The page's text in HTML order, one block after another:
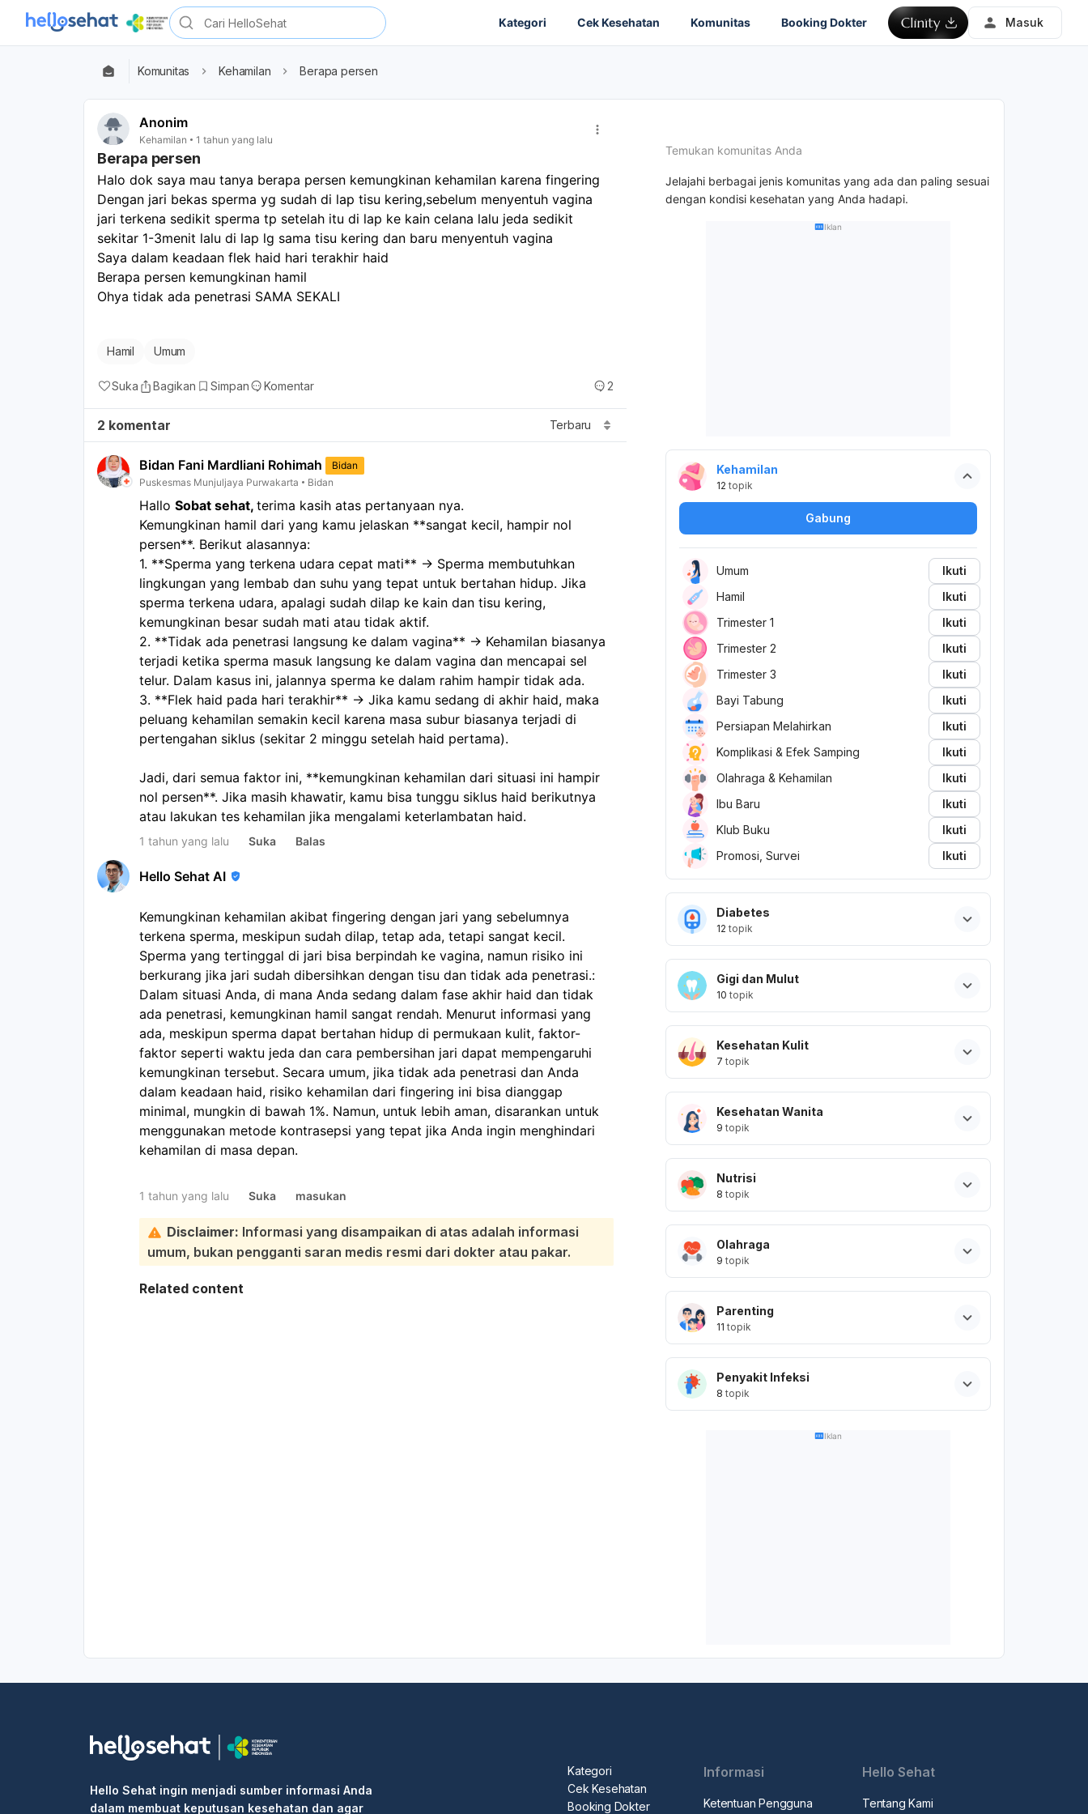
Kategori Cek Kesehatan Komunitas Booking Dokter Masuk
Komunitas Kehamilan Berapa persen
Anonim
Kehamilan 1 tahun yang lalu
Berapa persen
Halo dok saya mau tanya berapa persen kemungkinan kehamilan karena fingering
Dengan jari bekas sperma yg sudah di lap tisu kering,sebelum menyentuh vagina
jari terkena sedikit sperma tp setelah itu di lap ke kain celana lalu jeda sedikit
sekitar 1-3menit lalu di lap lg sama tisu kering dan baru menyentuh vagina
Saya dalam keadaan flek haid hari terakhir haid
Berapa persen kemungkinan hamil
Ohya tidak ada penetrasi SAMA SEKALI
Hamil Umum
Suka Bagikan Simpan Komentar 2
2 komentar Terbaru
Bidan Fani Mardliani Rohimah
Bidan
Puskesmas Munjuljaya Purwakarta
Bidan
Hallo Sobat sehat, terima kasih atas pertanyaan nya.
Kemungkinan hamil dari yang kamu jelaskan **sangat kecil, hampir nol
persen**. Berikut alasannya:
1. **Sperma yang terkena udara cepat mati** → Sperma membutuhkan
lingkungan yang lembab dan suhu yang tepat untuk bertahan hidup. Jika
sperma terkena udara, apalagi sudah dilap ke kain dan tisu kering,
kemungkinan besar sudah mati atau tidak aktif.
2. **Tidak ada penetrasi langsung ke dalam vagina** → Kehamilan biasanya
terjadi ketika sperma masuk langsung ke dalam vagina dan mencapai sel
telur. Dalam kasus ini, jalannya sperma ke dalam rahim hampir tidak ada.
3. **Flek haid pada hari terakhir** → Jika kamu sedang di akhir haid, maka
peluang kehamilan semakin kecil karena masa subur biasanya terjadi di
pertengahan siklus (sekitar 2 minggu setelah haid pertama).
Jadi, dari semua faktor ini, **kemungkinan kehamilan dari situasi ini hampir
nol persen**. Jika masih khawatir, kamu bisa tunggu siklus haid berikutnya
atau lakukan tes kehamilan jika mengalami keterlambatan haid.
1 tahun yang lalu Suka Balas
Hello Sehat AI
Kemungkinan kehamilan akibat fingering dengan jari yang sebelumnya
terkena sperma, meskipun sudah dilap, tetap ada, tetapi sangat kecil.
Sperma yang tertinggal di jari bisa berpindah ke vagina, namun risiko ini
berkurang jika jari sudah dibersihkan dengan tisu dan tidak ada penetrasi.:
Dalam situasi Anda, di mana Anda sedang dalam fase akhir haid dan tidak
ada penetrasi, kemungkinan hamil sangat rendah. Menurut informasi yang
ada, meskipun sperma dapat bertahan hidup di permukaan kulit, faktor-
faktor seperti waktu jeda dan cara pembersihan jari dapat mempengaruhi
kemungkinan tersebut. Secara umum, jika tidak ada penetrasi dan Anda
dalam keadaan haid, risiko kehamilan dari fingering ini bisa dianggap
minimal, mungkin di bawah 1%. Namun, untuk lebih aman, disarankan untuk
menggunakan metode kontrasepsi yang tepat jika Anda ingin menghindari
kehamilan di masa depan.
1 tahun yang lalu Suka masukan
Disclaimer: Informasi yang disampaikan di atas adalah informasi
umum, bukan pengganti saran medis resmi dari dokter atau pakar.
Related content
Temukan komunitas Anda
Jelajahi berbagai jenis komunitas yang ada dan paling sesuai
dengan kondisi kesehatan yang Anda hadapi.
Iklan
Kehamilan
12 topik
Gabung
Umum
Ikuti
Hamil
Ikuti
Trimester 1
Ikuti
Trimester 2
Ikuti
Trimester 3
Ikuti
Bayi Tabung
Ikuti
Persiapan Melahirkan
Ikuti
Komplikasi & Efek Samping
Ikuti
Olahraga & Kehamilan
Ikuti
Ibu Baru
Ikuti
Klub Buku
Ikuti
Promosi, Survei
Ikuti
Diabetes
12 topik
Gigi dan Mulut
10 topik
Kesehatan Kulit
7 topik
Kesehatan Wanita
9 topik
Nutrisi
8 topik
Olahraga
9 topik
Parenting
11 topik
Penyakit Infeksi
8 topik
Iklan
Hello Sehat ingin menjadi sumber informasi Anda
dalam membuat keputusan kesehatan dan agar
Kategori
Cek Kesehatan
Booking Dokter
Informasi
Ketentuan Pengguna
Hello Sehat
Tentang Kami